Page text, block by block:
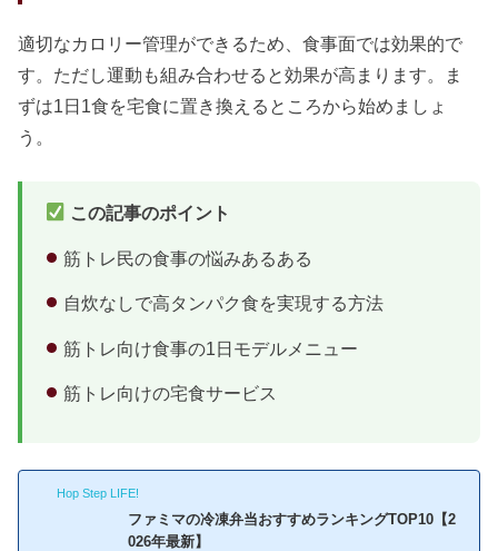
適切なカロリー管理ができるため、食事面では効果的で
す。ただし運動も組み合わせると効果が高まります。ま
ずは1日1食を宅食に置き換えるところから始めましょ
う。
この記事のポイント
筋トレ民の食事の悩みあるある
自炊なしで高タンパク食を実現する方法
筋トレ向け食事の1日モデルメニュー
筋トレ向けの宅食サービス
Hop Step LIFE!
ファミマの冷凍弁当おすすめランキングTOP10【2
026年最新】